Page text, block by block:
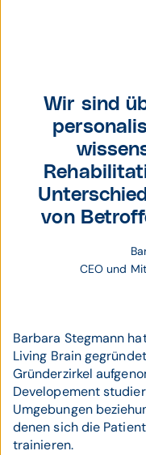
Wir sind
von
CEO und
Barbara Stegmann
Living Brain
Gründerzirkel
Developement
Umgebungen
denen sich die
trainieren.